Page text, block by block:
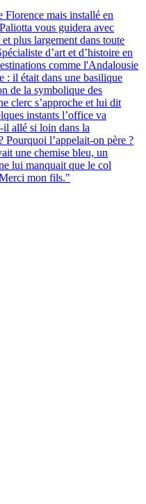
Florence mais installé en
vous guidera avec
et plus largement dans toute
d’art et d’histoire en
comme l'Andalousie
: il était dans une basilique
de la symbolique des
clerc s’approche et lui dit
instants l’office va
allé si loin dans la
l’appelait-on père ?
une chemise bleu, un
lui manquait que le col
mon fils."